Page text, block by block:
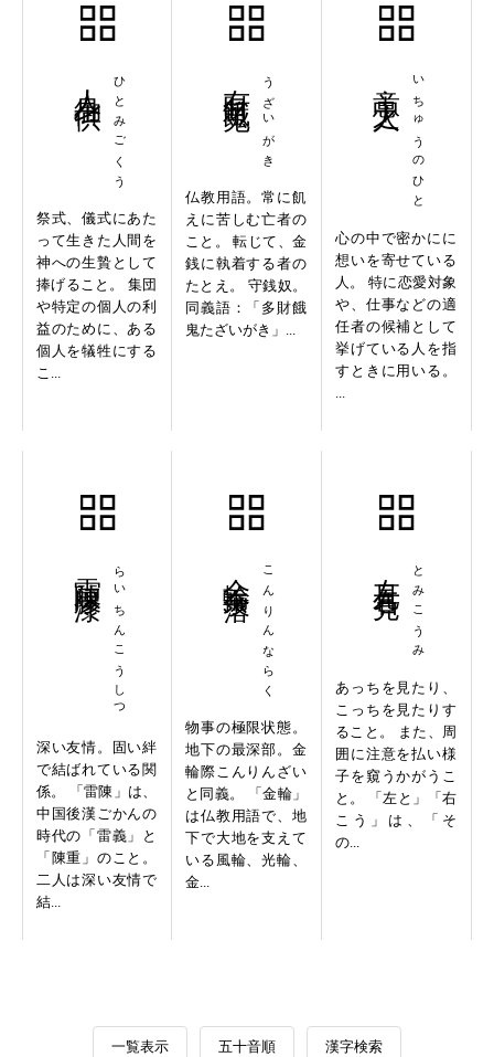
ひとみごくう
祭式、儀式にあた
って生きた人間を
神への生贄として
捧げること。 集団
や特定の個人の利
益のために、ある
個人を犠牲にする
こ...
うざいがき
仏教用語。常に飢
えに苦しむ亡者の
こと。 転じて、金
銭に執着する者の
たとえ。 守銭奴。
同義語：「多財餓
鬼たざいがき」...
いちゅうのひと
心の中で密かにに
想いを寄せている
人。 特に恋愛対象
や、仕事などの適
任者の候補として
挙げている人を指
すときに用いる。
...
らいちんこうしつ
深い友情。固い絆
で結ばれている関
係。 「雷陳」は、
中国後漢ごかんの
時代の「雷義」と
「陳重」のこと。
二人は深い友情で
結...
こんりんならく
物事の極限状態。
地下の最深部。金
輪際こんりんざい
と同義。 「金輪」
は仏教用語で、地
下で大地を支えて
いる風輪、光輪、
金...
とみこうみ
あっちを見たり、
こっちを見たりす
ること。 また、周
囲に注意を払い様
子を窺うかがうこ
と。 「左と」「右
こう」は、「そ
の...
一覧表示 五十音順 漢字検索